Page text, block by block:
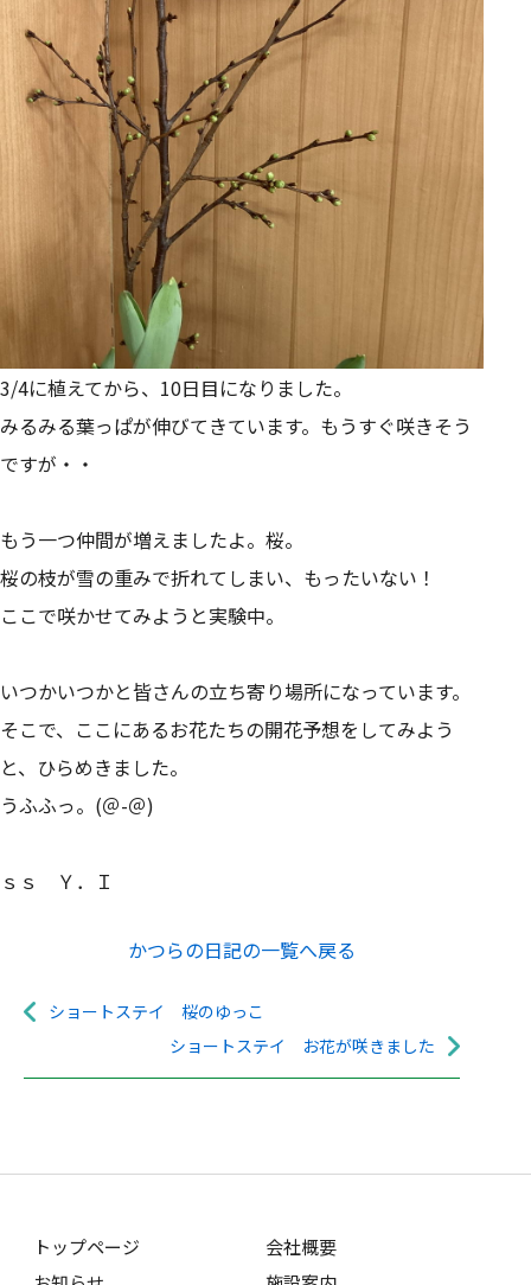
3/4に植えてから、10日目になりました。
みるみる葉っぱが伸びてきています。もうすぐ咲きそう
ですが・・
もう一つ仲間が増えましたよ。桜。
桜の枝が雪の重みで折れてしまい、もったいない！
ここで咲かせてみようと実験中。
いつかいつかと皆さんの立ち寄り場所になっています。
そこで、ここにあるお花たちの開花予想をしてみよう
と、ひらめきました。
うふふっ。(＠-＠)
ｓｓ Ｙ．Ｉ
かつらの日記の一覧へ戻る
ショートステイ 桜のゆっこ
ショートステイ お花が咲きました
トップページ
会社概要